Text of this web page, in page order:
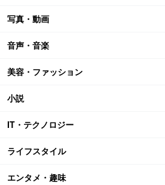
写真・動画
音声・音楽
美容・ファッション
小説
IT・テクノロジー
ライフスタイル
エンタメ・趣味